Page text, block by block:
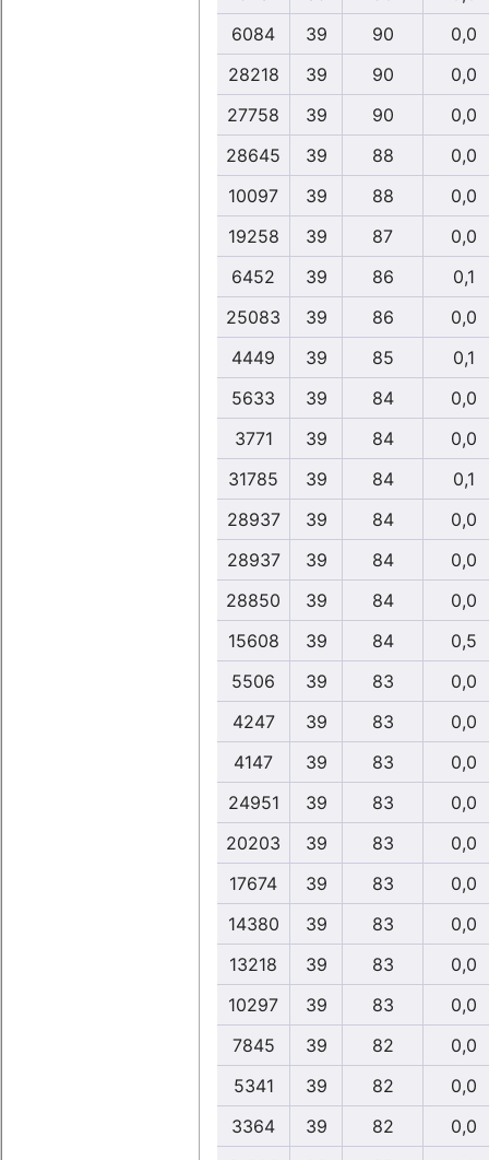
6084
39 90
0,0
28218
39 90
0,0
27758
39 90
0,0
28645
39 88
0,0
10097
39 88
0,0
19258
39 87
0,0
6452
39 86
0,1
25083
39 86
0,0
4449
39 85
0,1
5633
39 84
0,0
3771
39 84
0,0
31785
39 84
0,1
28937
39 84
0,0
28937
39 84
0,0
28850
39 84
0,0
15608
39 84
0,5
5506
39 83
0,0
4247
39 83
0,0
4147
39 83
0,0
24951
39 83
0,0
20203
39 83
0,0
17674
39 83
0,0
14380
39 83
0,0
13218
39 83
0,0
10297
39 83
0,0
7845
39 82
0,0
5341
39 82
0,0
3364
39 82
0,0